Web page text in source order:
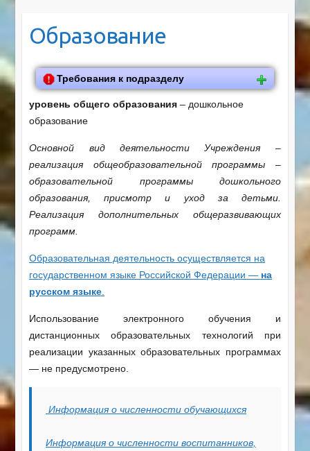
Образование
Требования к подразделу
уровень общего образования – дошкольное
образование
Основной вид деятельности Учреждения –
реализация общеобразовательной программы –
образовательной программы дошкольного
образования, присмотр и уход за детьми.
Реализация дополнительных общеразвивающих
программ.
Образовательная деятельность осуществляется на
государственном языке Российской Федерации — на
русском языке.
Использование электронного обучения и
дистанционных образовательных технологий при
реализации указанных образовательных программах
— не предусмотрено.
Информация о численности обучающихся
Информация о численности воспитанников,